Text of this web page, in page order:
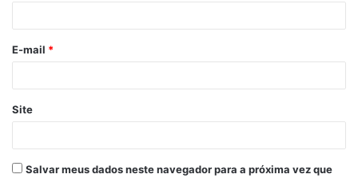
E-mail *
Site
Salvar meus dados neste navegador para a próxima vez que